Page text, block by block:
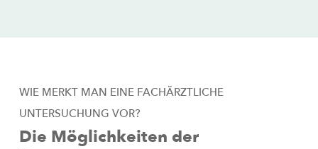
WIE MERKT MAN EINE FACHÄRZTLICHE
UNTERSUCHUNG VOR?
Die Möglichkeiten der